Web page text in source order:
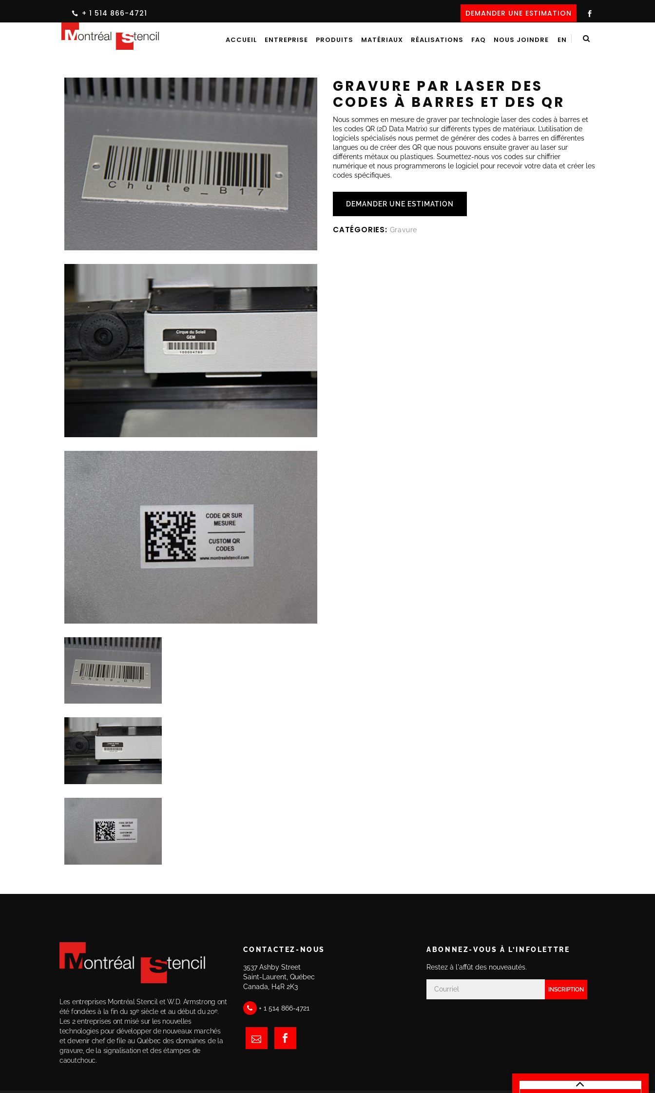
+ 1 514 866-4721 DEMANDER UNE ESTIMATION
ACCUEIL ENTREPRISE PRODUITS MATÉRIAUX RÉALISATIONS FAQ NOUS JOINDRE EN
GRAVURE PAR LASER DES
CODES À BARRES ET DES QR
Nous sommes en mesure de graver par technologie laser des codes à barres et
les codes QR (2D Data Matrix) sur différents types de matériaux. L’utilisation de
logiciels spécialisés nous permet de générer des codes à barres en différentes
langues ou de créer des QR que nous pouvons ensuite graver au laser sur
différents métaux ou plastiques. Soumettez-nous vos codes sur chiffrier
numérique et nous programmerons le logiciel pour recevoir votre data et créer les
codes spécifiques.
DEMANDER UNE ESTIMATION
CATÉGORIES: Gravure
Les entreprises Montréal Stencil et W.D. Armstrong ont
été fondées à la fin du 19esiècle et au début du 20e.
Les 2 entreprises ont misé sur les nouvelles
technologies pour développer de nouveaux marchés
et devenir chef de file au Québec des domaines de la
gravure, de la signalisation et des étampes de
caoutchouc.
CONTACTEZ-NOUS
3537 Ashby Street
Saint-Laurent, Québec
Canada, H4R 2K3
+ 1 514 866-4721
ABONNEZ-VOUS À L’INFOLETTRE
Restez à l'affût des nouveautés.